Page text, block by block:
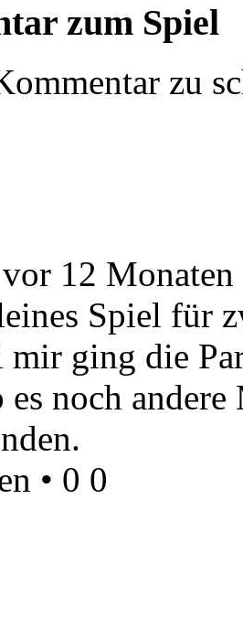
zum Spiel
zu
vor 12 Monaten
Spiel für
mir ging die
es noch
• 0 0